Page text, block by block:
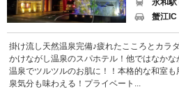
蟹江IC
掛け流し天然温泉完備♪疲れたこころとカラ
かけながし温泉のスパホテル！他ではなか
温泉でツルツルのお肌に！！本格的な和室
泉気分も味わえる！プライベート...